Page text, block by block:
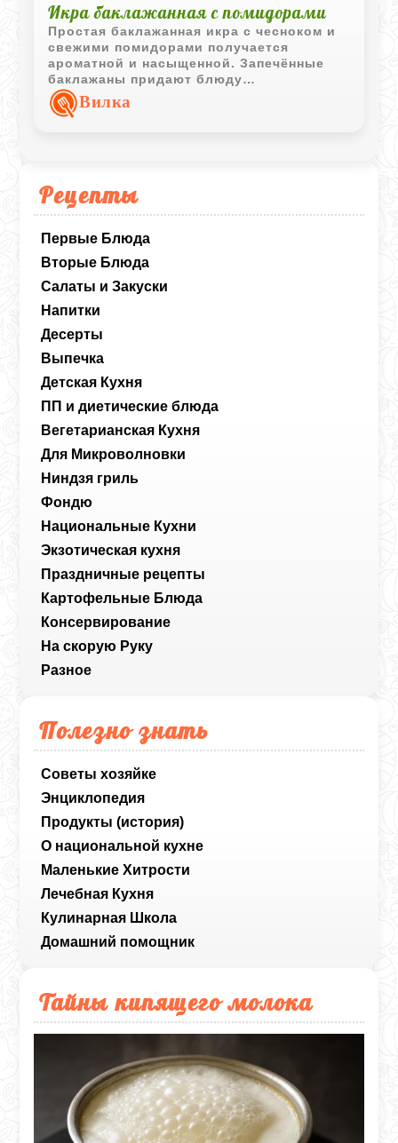
Рецепты
Первые Блюда
Вторые Блюда
Салаты и Закуски
Напитки
Десерты
Выпечка
Детская Кухня
ПП и диетические блюда
Вегетарианская Кухня
Для Микроволновки
Ниндзя гриль
Фондю
Национальные Кухни
Экзотическая кухня
Праздничные рецепты
Картофельные Блюда
Консервирование
На скорую Руку
Разное
Полезно знать
Советы хозяйке
Энциклопедия
Продукты (история)
О национальной кухне
Маленькие Хитрости
Лечебная Кухня
Кулинарная Школа
Домашний помощник
Тайны кипящего молока
Икра баклажанная с помидорами
Простая баклажанная икра с чесноком и
свежими помидорами получается
ароматной и насыщенной. Запечённые
баклажаны придают блюду
выразительный вкус, а свежие овощи
делают подачу особенно аппетитной.
Вилка